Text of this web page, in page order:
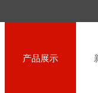
产品展示